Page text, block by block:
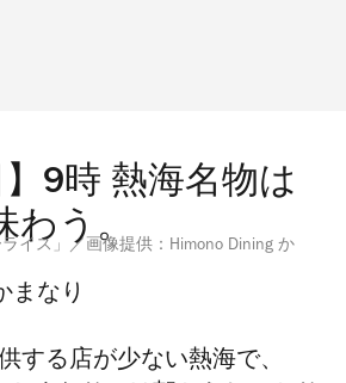
】9時 熱海名物は
わう。
イス」／画像提供：Himono Dining か
まなり
する店が少ない熱海で、